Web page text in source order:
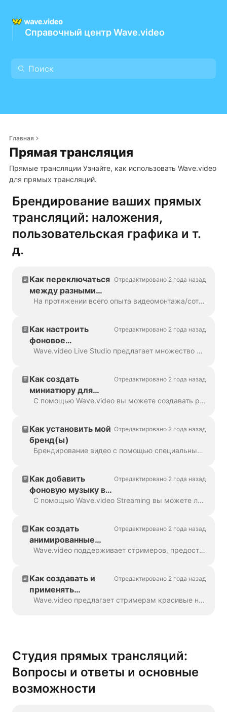
Справочный центр Wave.video
Главная
Прямая трансляция
Прямые трансляции Узнайте, как использовать Wave.video
для прямых трансляций.
Брендирование ваших прямых
трансляций: наложения,
пользовательская графика и т.
д.
Как переключаться
между разными
брендами
Отредактировано 2 года назад
На протяжении всего опыта видеомонтажа/сотрудничества наши пользователи часто используют функцию брендирования. Брендинг включает в себя уникальные шрифты, пользовательские поля, ...
Как настроить
фоновое
изображение для
Отредактировано 2 года назад
Wave.video Live Studio предлагает множество функций для визуальной настройки. Например, вы можете установить фоновое изображение, чтобы сделать ваш поток более привлекательным...
Как создать
миниатюру для
своего прямого
Отредактировано 2 года назад
С помощью Wave.video вы можете создавать различные активы для эффективного планирования, продвижения, размещения и повторного использования видео в прямом эфире. Эскиз видео - это важный п...
Как установить мой
бренд(ы)
Отредактировано 2 года назад
Брендирование видео с помощью специальных стилей текста и настраиваемых компонентов - одна из самых популярных функций инструмента для редактирования видео Wave.video. Если вы хотите...
Как добавить
фоновую музыку в
свой поток
Отредактировано 2 года назад
С помощью Wave.video Streaming вы можете легко добавить фоновую музыку в свой прямой эфир, от расслабляющего джаза до энергичной электронной музыки. Внутри потокового...
Как создать
анимированные
таймеры обратного
трансляций
Отредактировано 2 года назад
Wave.video поддерживает стримеров, предоставляя им все необходимое для проведения запоминающихся брендированных шоу в прямом эфире. С помощью редактора Wave.video вы ...
Как создавать и
применять
пользовательскую
Отредактировано 2 года назад
Wave.video предлагает стримерам красивые наборы предварительно разработанных шаблонов для улучшения визуального аспекта их прямых трансляций. Каждый стиль включает в себя эссен...
Студия прямых трансляций:
Вопросы и ответы и основные
возможности